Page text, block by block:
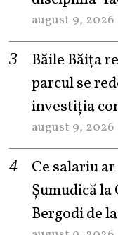
august 9, 2026
Băile Băița
parcul se
investiția
august 9, 2026
Ce salariu
Șumudică la
Bergodi de la